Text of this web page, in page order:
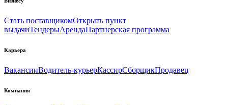
Стать поставщикомОткрыть пункт
выдачиТендерыАрендаПартнерская программа
Карьера
ВакансииВодитель-курьерКассирСборщикПродавец
Компания